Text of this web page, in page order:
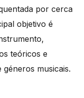
por cerca
objetivo é
teóricos e
musicais.